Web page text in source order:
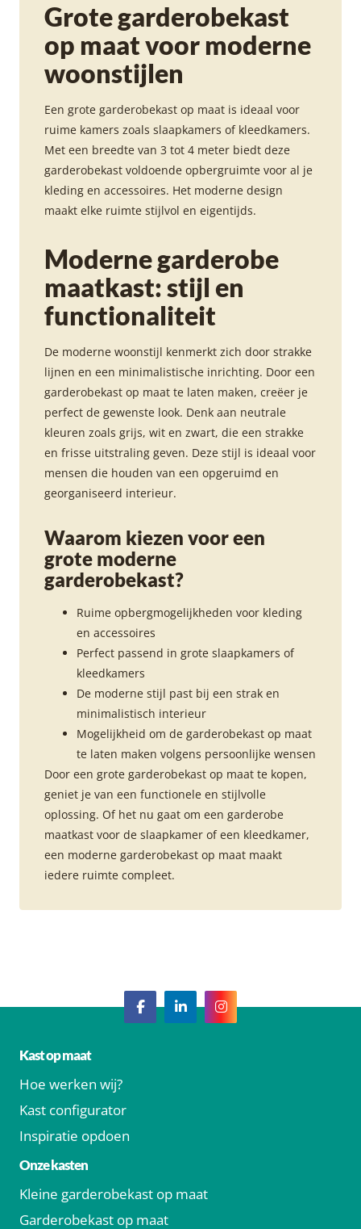
Grote garderobekast
op maat voor moderne
woonstijlen
Een grote garderobekast op maat is ideaal voor
ruime kamers zoals slaapkamers of kleedkamers.
Met een breedte van 3 tot 4 meter biedt deze
garderobekast voldoende opbergruimte voor al je
kleding en accessoires. Het moderne design
maakt elke ruimte stijlvol en eigentijds.
Moderne garderobe
maatkast: stijl en
functionaliteit
De moderne woonstijl kenmerkt zich door strakke
lijnen en een minimalistische inrichting. Door een
garderobekast op maat te laten maken, creëer je
perfect de gewenste look. Denk aan neutrale
kleuren zoals grijs, wit en zwart, die een strakke
en frisse uitstraling geven. Deze stijl is ideaal voor
mensen die houden van een opgeruimd en
georganiseerd interieur.
Waarom kiezen voor een
grote moderne
garderobekast?
Ruime opbergmogelijkheden voor kleding
en accessoires
Perfect passend in grote slaapkamers of
kleedkamers
De moderne stijl past bij een strak en
minimalistisch interieur
Mogelijkheid om de garderobekast op maat
te laten maken volgens persoonlijke wensen
Door een grote garderobekast op maat te kopen,
geniet je van een functionele en stijlvolle
oplossing. Of het nu gaat om een garderobe
maatkast voor de slaapkamer of een kleedkamer,
een moderne garderobekast op maat maakt
iedere ruimte compleet.
Kast op maat
Hoe werken wij?
Kast configurator
Inspiratie opdoen
Onze kasten
Kleine garderobekast op maat
Garderobekast op maat